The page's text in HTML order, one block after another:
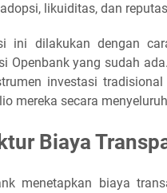
likuiditas, dan
ini dilakukan dengan
Openbank yang sudah
investasi
mereka secara
Biaya
menetapkan biaya